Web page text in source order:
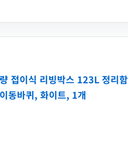
접이식 리빙박스 123L 정리함
동바퀴, 화이트, 1개